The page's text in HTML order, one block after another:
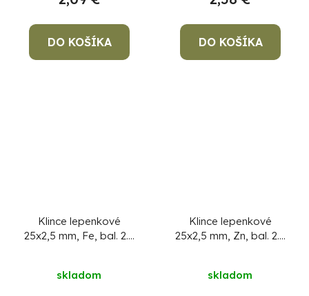
DO KOŠÍKA DO KOŠÍKA
Klince lepenkové
25x2,5 mm, Fe, bal. 2.5
skladom
Klince lepenkové
25x2,5 mm, Zn, bal. 2.5
skladom